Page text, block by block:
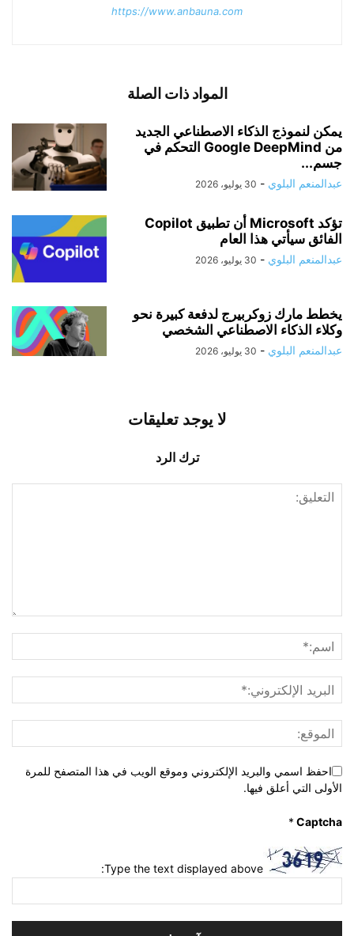
https://www.anbauna.com
المواد ذات الصلة
يمكن لنموذج الذكاء الاصطناعي الجديد
من Google DeepMind التحكم في
جسم...
عبدالمنعم البلوي - 30 يوليو، 2026
تؤكد Microsoft أن تطبيق Copilot
الفائق سيأتي هذا العام
عبدالمنعم البلوي - 30 يوليو، 2026
يخطط مارك زوكربيرج لدفعة كبيرة نحو
وكلاء الذكاء الاصطناعي الشخصي
عبدالمنعم البلوي - 30 يوليو، 2026
لا يوجد تعليقات
ترك الرد
احفظ اسمي والبريد الإلكتروني وموقع الويب في هذا المتصفح للمرة
الأولى التي أعلق فيها.
Captcha
*
Type the text displayed above: